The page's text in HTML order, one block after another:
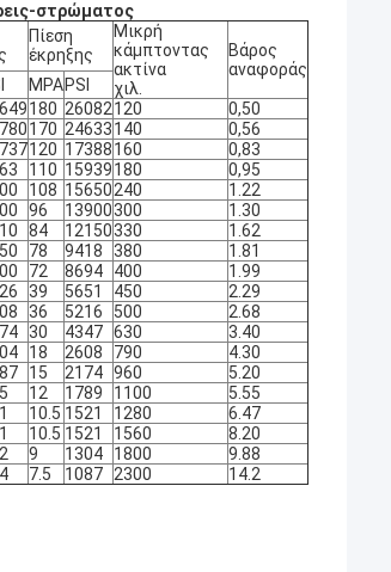
στρώματος
Πίεση
έκρηξης
Μικρή
κάμπτοντας
ακτίνα
χιλ.
Βάρος
αναφοράς
MPAPSI
180 26082120
0,50
170 24633140
0,56
120 17388160
0,83
110 15939180
0,95
108 15650240
1.22
96 13900300
1.30
84 12150330
1.62
78 9418 380
1.81
72 8694 400
1.99
39 5651 450
2.29
36 5216 500
2.68
30 4347 630
3.40
18 2608 790
4.30
15 2174 960
5.20
12 1789 1100
5.55
10.5 1521 1280
6.47
10.5 1521 1560
8.20
9 1304 1800
9.88
7.5 1087 2300 14.2